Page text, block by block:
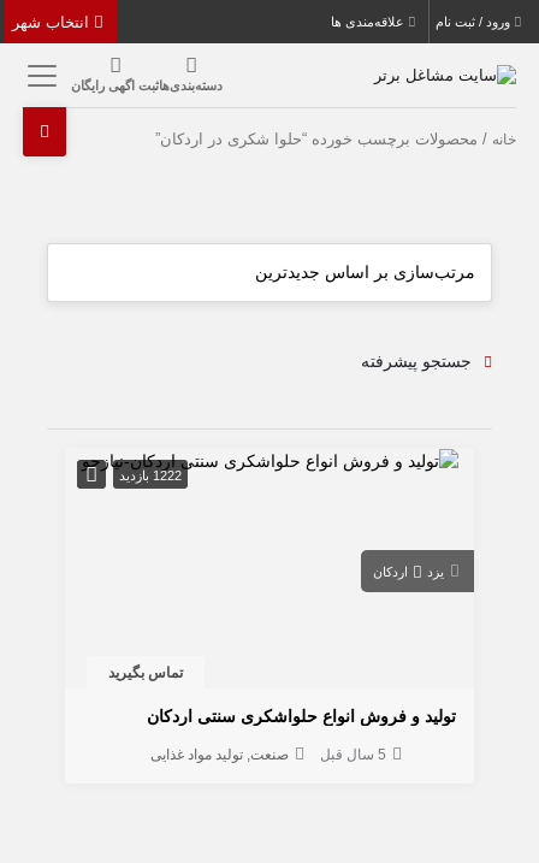
ورود / ثبت نام علاقه‌مندی ها
دسته‌بندی‌هاثبت اگهی رایگان
خانه / محصولات برچسب خورده “حلوا شکری در اردکان”
جستجو پیشرفته
1222 بازدید
یزد اردکان
تماس بگیرید
تولید و فروش انواع حلواشکری سنتی اردکان
5 سال قبل صنعت تولید مواد غذایی